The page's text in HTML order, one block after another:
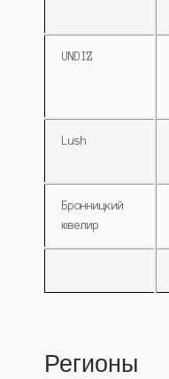
UNDIZ
Lush
Бронницкий
ювелир
Регионы